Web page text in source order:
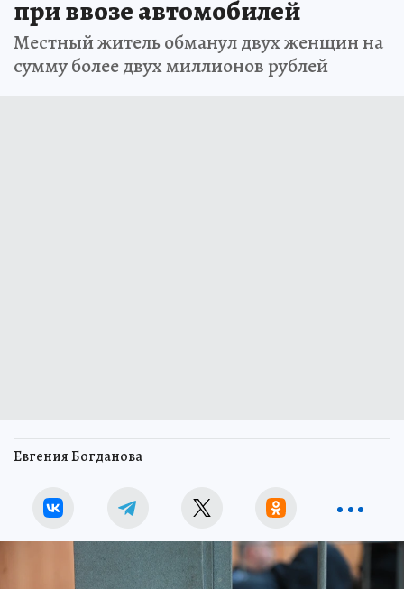
при ввозе автомобилей
Местный житель обманул двух женщин на
сумму более двух миллионов рублей
Евгения Богданова